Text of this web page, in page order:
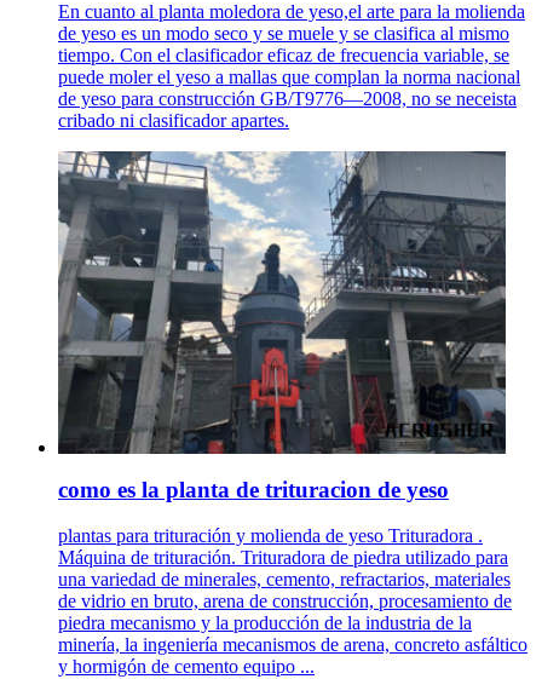
En cuanto al planta moledora de yeso,el arte para la molienda
de yeso es un modo seco y se muele y se clasifica al mismo
tiempo. Con el clasificador eficaz de frecuencia variable, se
puede moler el yeso a mallas que complan la norma nacional
de yeso para construcción GB/T9776—2008, no se neceista
cribado ni clasificador apartes.
como es la planta de trituracion de yeso
plantas para trituración y molienda de yeso Trituradora .
Máquina de trituración. Trituradora de piedra utilizado para
una variedad de minerales, cemento, refractarios, materiales
de vidrio en bruto, arena de construcción, procesamiento de
piedra mecanismo y la producción de la industria de la
minería, la ingeniería mecanismos de arena, concreto asfáltico
y hormigón de cemento equipo ...